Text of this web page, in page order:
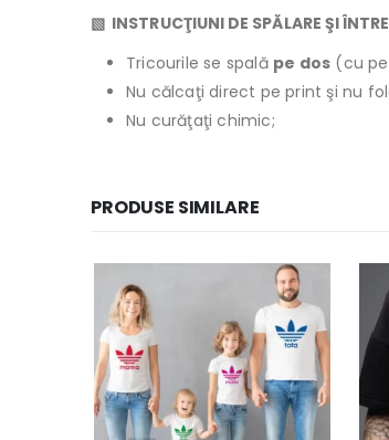
▧ INSTRUCŢIUNI DE SPĂLARE ŞI
Tricourile se spală pe dos (cu
Nu călcaţi direct pe print şi nu
Nu curăţaţi chimic;
PRODUSE SIMILARE